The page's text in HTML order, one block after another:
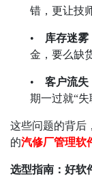
错，更让技
• 库存迷雾
金，要么缺
• 客户流失
期一过就“失
这些问题的背后
的汽修厂管理软
选型指南：好软